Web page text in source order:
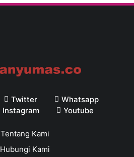
Twitter
Whatsapp
Instagram Youtube
Tentang Kami
Hubungi Kami